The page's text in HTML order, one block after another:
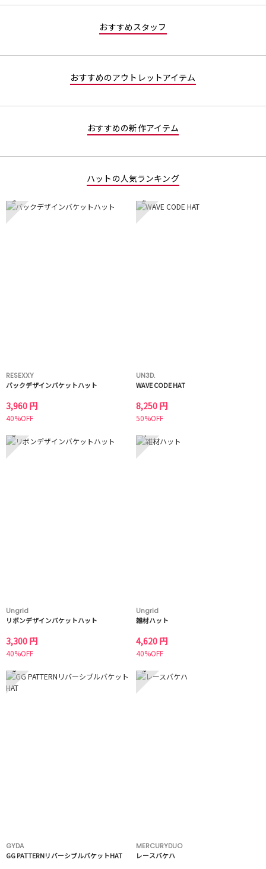
おすすめスタッフ
おすすめのアウトレットアイテム
おすすめの新作アイテム
ハットの人気ランキング
1
RESEXXY
バックデザインバケットハット
3,960 円
40%OFF
2
UN3D.
WAVE CODE HAT
8,250 円
50%OFF
3
Ungrid
リボンデザインバケットハット
3,300 円
40%OFF
4
Ungrid
雑材ハット
4,620 円
40%OFF
5
GYDA
GG PATTERNリバーシブルバケットHAT
6
MERCURYDUO
レースバケハ